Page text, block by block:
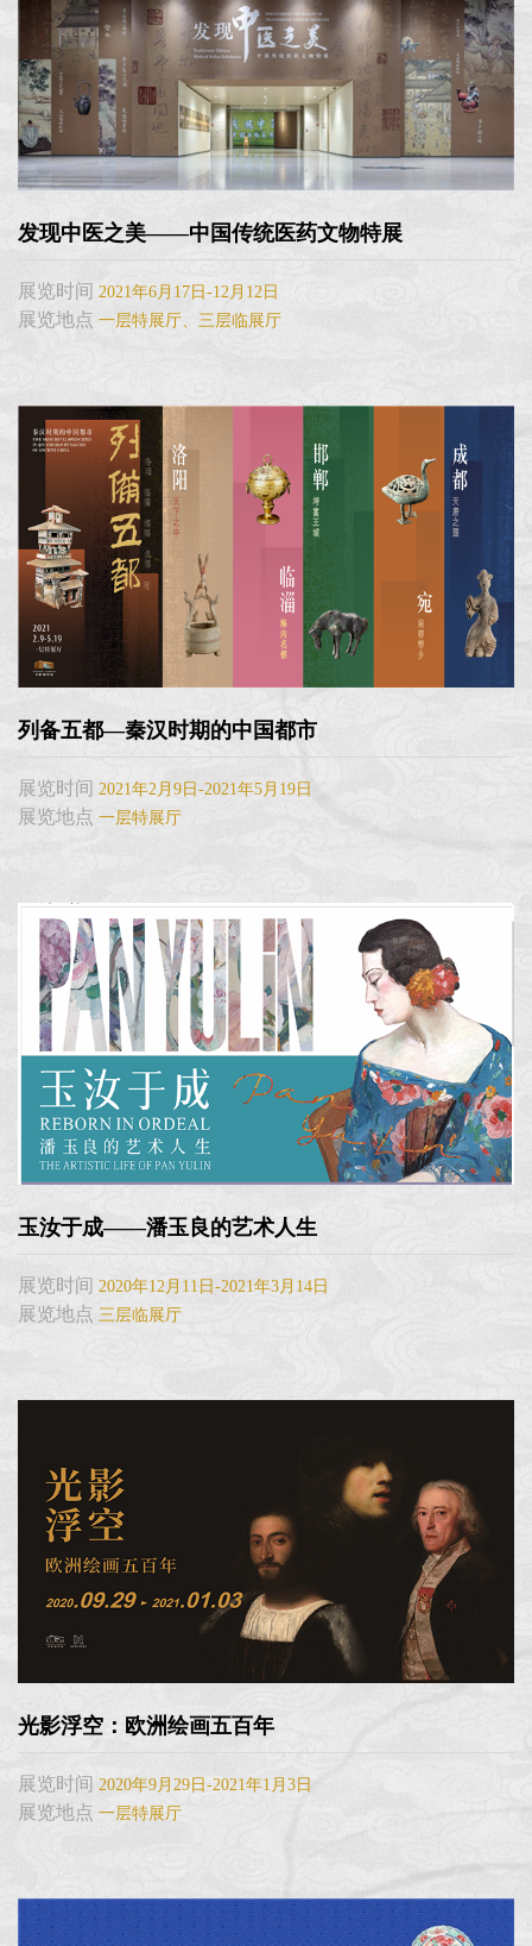
发现中医之美——中国传统医药文物特展
展览时间 2021年6月17日-12月12日
展览地点 一层特展厅、三层临展厅
列备五都—秦汉时期的中国都市
展览时间 2021年2月9日-2021年5月19日
展览地点 一层特展厅
玉汝于成——潘玉良的艺术人生
展览时间 2020年12月11日-2021年3月14日
展览地点 三层临展厅
光影浮空：欧洲绘画五百年
展览时间 2020年9月29日-2021年1月3日
展览地点 一层特展厅